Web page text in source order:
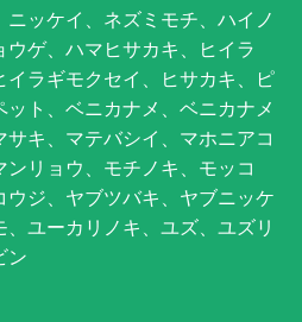
ッケイ、ネズミモチ、ハイノ
ゲ、ハマヒサカキ、ヒイラ
ラギモクセイ、ヒサカキ、ピ
ト、ベニカナメ、ベニカナメ
キ、マテバシイ、マホニアコ
リョウ、モチノキ、モッコ
ジ、ヤブツバキ、ヤブニッケ
ユーカリノキ、ユズ、ユズリ
ン